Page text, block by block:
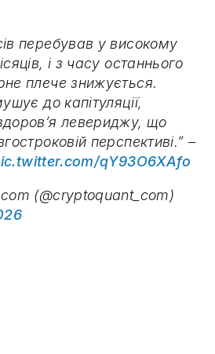
перебував у високому
і з часу останнього
плече знижується.
до капітуляції,
левериджу, що
перспективі.” –
qY93O6XAfo
(@cryptoquant_com)